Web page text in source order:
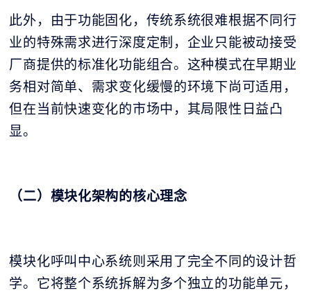
此外，由于功能固化，传统系统很难根据不同行
业的特殊需求进行深度定制，企业只能被动接受
厂商提供的标准化功能组合。这种模式在早期业
务相对简单、需求变化缓慢的环境下尚可适用，
但在当前快速变化的市场中，其局限性日益凸
显。
（二）模块化架构的核心理念
模块化呼叫中心系统则采用了完全不同的设计哲
学。它将整个系统拆解为多个独立的功能单元，